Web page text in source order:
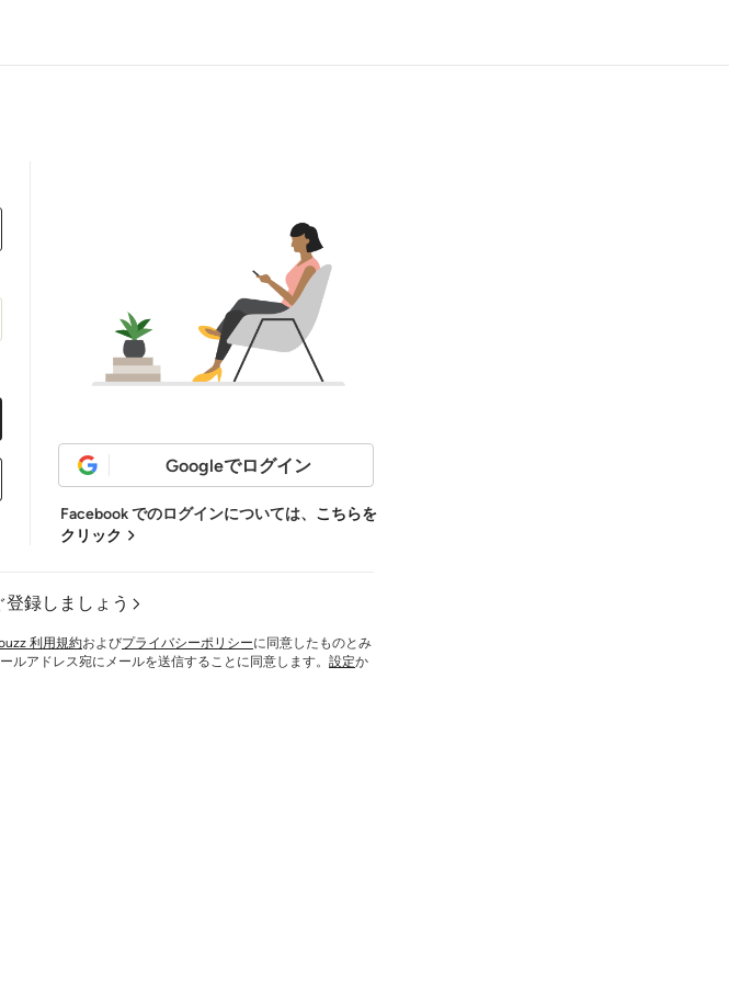
Googleでログイン
Facebook でのログインについては、 こちらを
クリック
登録しましょう
利用規約およびプライバシーポリシーに同意したものとみ
アドレス宛にメールを送信することに同意します。 設定か